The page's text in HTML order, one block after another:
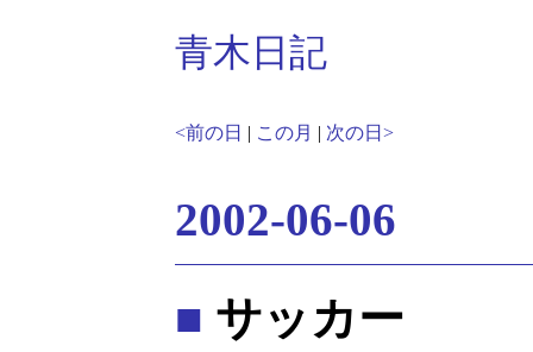
青木日記
<前の日 | この月 | 次の日>
2002-06-06
■ サッカー